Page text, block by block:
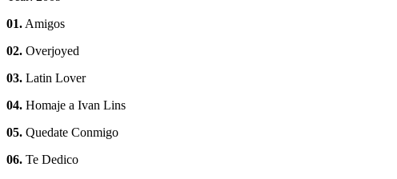
01.Amigos
02. Overjoyed
03. Latin Lover
04. Homaje a Ivan Lins
05. Quedate Conmigo
06. Te Dedico